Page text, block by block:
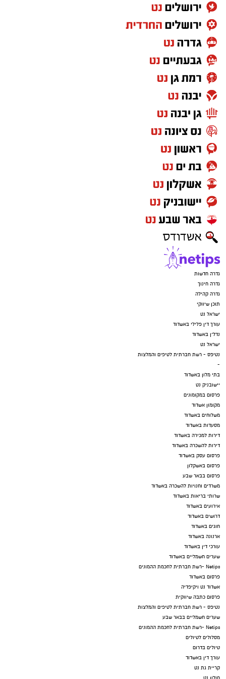
גדרה חדשות
גדרה חינוך
גדרה קהילה
תוכן שיווקי
ישראל נט
עורך דין פלילי באשדוד
נדל"ן באשדוד
ישראל נט
נטיפס - רשת חברתית לטיפים והמלצות
-
בתי מלון באשדוד
יישובניק נט
פרסום במקומונים
מקומון אשדוד
משלוחים באשדוד
מסעדות באשדוד
דירות למכירה באשדוד
דירות להשכרה באשדוד
פרסום עסק באשדוד
פרסום באשקלון
פרסום בבאר שבע
משרדים וחנויות להשכרה באשדוד
שרותי בריאות באשדוד
אירועים באשדוד
דרושים באשדוד
חוגים באשדוד
ארנונה באשדוד
עורכי דין באשדוד
שערים חשמליים באשדוד
Netips -רשת חברתית לחכמת ההמונים
פרסום באשדוד
אשדוד נט ויקיפדיה
פרסום כתבה שיווקית
נטיפס - רשת חברתית לטיפים והמלצות
שערים חשמליים בבאר שבע
Netips -רשת חברתית לחכמת ההמונים
מסלולים לטיולים
טיולים בדרום
עורך דין באשדוד
קריית גת נט